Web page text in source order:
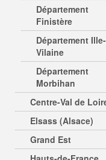
Département
Finistère
Département
Vilaine
Département
Morbihan
Centre-Val de
Elsass (Alsace)
Grand Est